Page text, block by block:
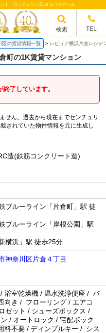
検索 TEL
！｜センチュリー21ヨコハマホーム
区の賃貸情報一覧 レピュア横浜片倉レジデ
町の1K賃貸マンション
了しています。
せん。過去から現在までセンチュリ
されていた物件情報を元に生成し
造(鉄筋コンクリート造)
ブルーライン「片倉町」駅 徒
ブルーライン「岸根公園」駅
横浜」駅 徒歩25分
神奈川区片倉４丁目
浴室乾燥機 / 温水洗浄便座 / バ
向き / フローリング / エアコ
ゼット / シューズボックス /
/ オートロック / 宅配ボック
料不要 / ディンプルキー / シス